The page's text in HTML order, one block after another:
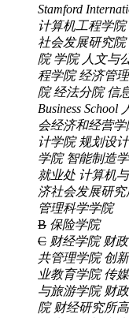
Stamford
计算机工程学院
社会发展研究院
院 学院 人文与
程学院 经济管
院 经法分院 信
Business School
会经济和经营学
计学院 规划设
学院 智能制造
就业处 计算机
济社会发展研究
管理科学学院
B 保险学院
C 财经学院 财
共管理学院 创
业教育学院 传
与旅游学院 财
院 财经研究所